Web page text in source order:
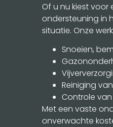
Of u nu kiest
ondersteuning in
situatie. Onze
Snoeien,
Reiniging
Controle
Met een vaste
onverwachte